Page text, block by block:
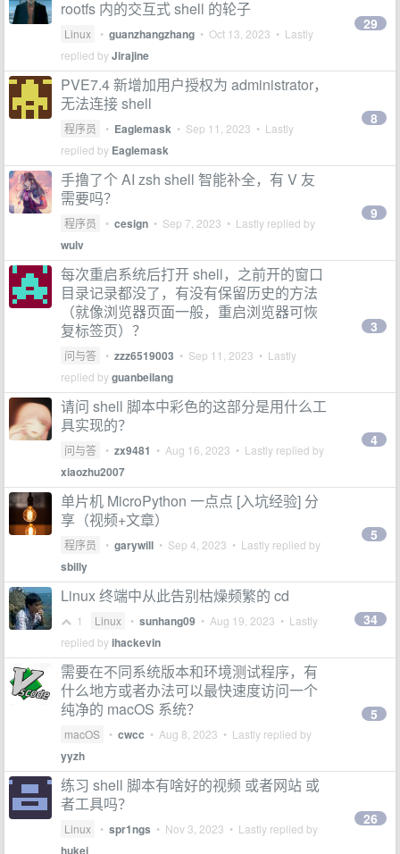
rootfs 内的交互式 shell 的轮子
Linux • guanzhangzhang • Oct 13, 2023 • Lastly
replied byJirajine
29
PVE7.4 新增加用户授权为 administrator，
无法连接 shell
程序员 • Eaglemask • Sep 11, 2023 • Lastly
replied by Eaglemask
8
手撸了个 AI zsh shell 智能补全，有 V 友
需要吗？
程序员 • cesign • Sep 7, 2023 • Lastly replied by
wulv
9
每次重启系统后打开 shell，之前开的窗口
目录记录都没了，有没有保留历史的方法
（就像浏览器页面一般，重启浏览器可恢
复标签页）？
问与答 • zzz6519003 • Sep 11, 2023 • Lastly
replied byguanbeilang
3
请问 shell 脚本中彩色的这部分是用什么工
具实现的？
问与答 • zx9481 • Aug 16, 2023 • Lastly replied by
xiaozhu2007
4
单片机 MicroPython 一点点 [入坑经验] 分
享（视频+文章）
程序员 • garywill • Sep 4, 2023 • Lastly replied by
sbilly
5
Linux 终端中从此告别枯燥频繁的 cd
1 Linux • sunhang09 • Aug 19, 2023 • Lastly
replied byihackevin
34
需要在不同系统版本和环境测试程序，有
什么地方或者办法可以最快速度访问一个
纯净的 macOS 系统？
macOS • cwcc • Aug 8, 2023 • Lastly replied by
yyzh
5
练习 shell 脚本有啥好的视频 或者网站 或
者工具吗？
Linux • spr1ngs • Nov 3, 2023 • Lastly replied by
hukei
26